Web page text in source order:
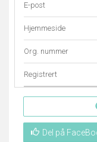
E-post
Hjemmeside
Org. nummer
Registrert
Del på